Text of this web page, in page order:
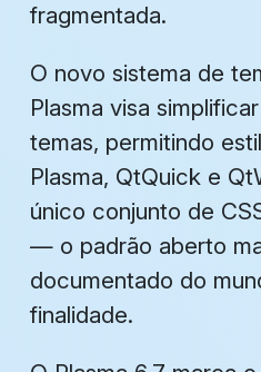
fragmentada.
O novo sistema de
Plasma visa
temas, permitindo
Plasma, QtQuick e
único conjunto de
— o padrão aberto
documentado do
finalidade.